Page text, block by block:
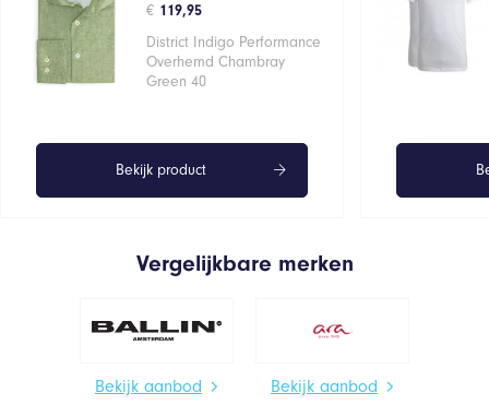
€ 119,95
District Indigo Performance
Overhemd Chambray
Green 40
Bekijk product
Vergelijkbare merken
Bekijk aanbod Bekijk aanbod